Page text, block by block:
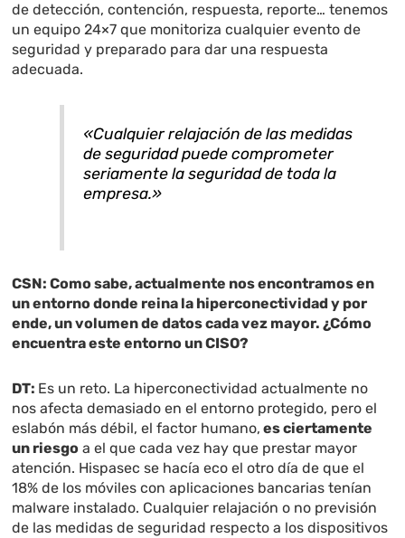
de detección, contención, respuesta, reporte… tenemos
un equipo 24×7 que monitoriza cualquier evento de
seguridad y preparado para dar una respuesta
adecuada.
«Cualquier relajación de las medidas
de seguridad puede comprometer
seriamente la seguridad de toda la
empresa.»
CSN: Como sabe, actualmente nos encontramos en
un entorno donde reina la hiperconectividad y por
ende, un volumen de datos cada vez mayor. ¿Cómo
encuentra este entorno un CISO?
DT: Es un reto. La hiperconectividad actualmente no
nos afecta demasiado en el entorno protegido, pero el
eslabón más débil, el factor humano, es ciertamente
un riesgo a el que cada vez hay que prestar mayor
atención. Hispasec se hacía eco el otro día de que el
18% de los móviles con aplicaciones bancarias tenían
malware instalado. Cualquier relajación o no previsión
de las medidas de seguridad respecto a los dispositivos